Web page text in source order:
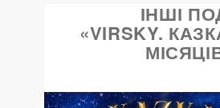
ІНШІ
«VIRSKY.